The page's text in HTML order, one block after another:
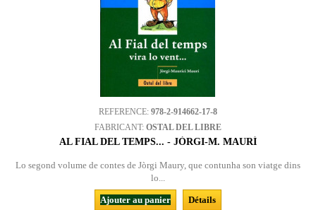
REFERENCE: 978-2-914662-17-8
FABRICANT: OSTAL DEL LIBRE
AL FIAL DEL TEMPS... - JÒRGI-M. MAURÍ
Lo segond volume de contes de Jòrgi Maury, que contunha son viatge dins
lo...
Ajouter au panier
Détails